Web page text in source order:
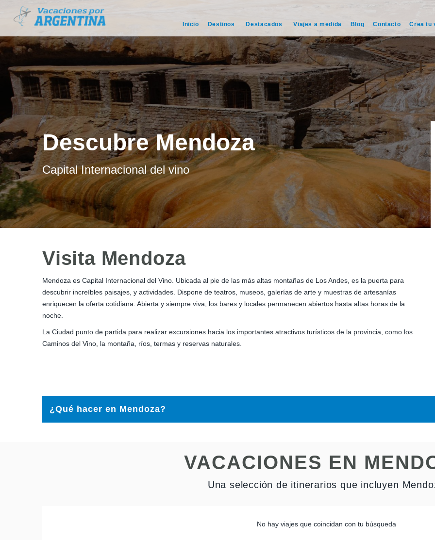
Inicio Destinos Destacados Viajes a medida Blog Contacto Crea tu
Descubre Mendoza
Capital Internacional del vino
Visita Mendoza
Mendoza es Capital Internacional del Vino. Ubicada al pie de las más altas montañas de Los Andes, es la puerta para
descubrir increíbles paisajes, y actividades. Dispone de teatros, museos, galerías de arte y muestras de artesanías
enriquecen la oferta cotidiana. Abierta y siempre viva, los bares y locales permanecen abiertos hasta altas horas de la
noche.
La Ciudad punto de partida para realizar excursiones hacia los importantes atractivos turísticos de la provincia, como los
Caminos del Vino, la montaña, ríos, termas y reservas naturales.
¿Qué hacer en Mendoza?
VACACIONES EN
Una selección de itinerarios que incluyen
No hay viajes que coincidan con tu búsqueda